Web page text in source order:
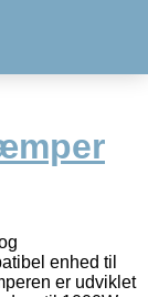
enhed til
er udviklet